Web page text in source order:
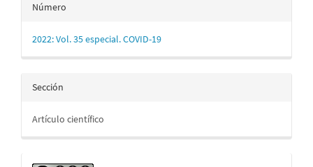
Número
2022: Vol. 35 especial. COVID-19
Sección
Artículo científico